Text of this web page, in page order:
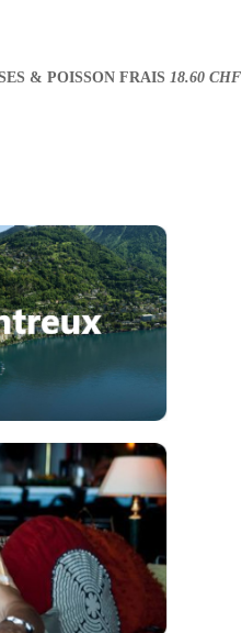
& POISSON FRAIS 18.60 CHF